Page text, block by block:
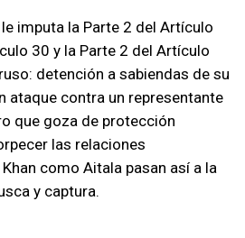
imputa la Parte 2 del Artículo
30 y la Parte 2 del Artículo
detención a sabiendas de su
ataque contra un representante
que goza de protección
las relaciones
como Aitala pasan así a la
y captura.